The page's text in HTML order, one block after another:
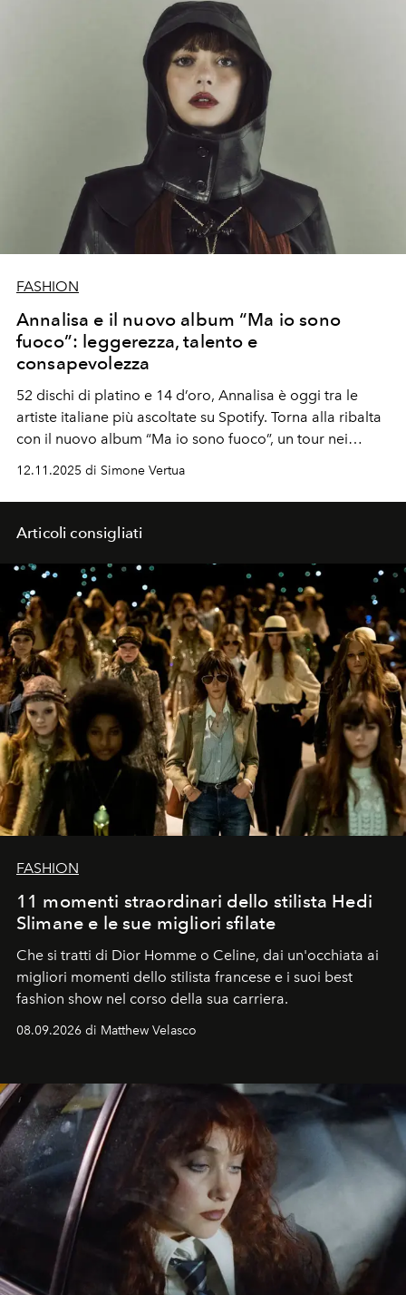
FASHION
Annalisa e il nuovo album “Ma io sono
fuoco”: leggerezza, talento e
consapevolezza
52 dischi di platino e 14 d’oro, Annalisa è oggi tra le
artiste italiane più ascoltate su Spotify. Torna alla ribalta
con il nuovo album “Ma io sono fuoco”, un tour nei
canzone apparentemente divertente, ma dal forte
messaggio» così come per il suo nuovo singolo
"Esibizionista".
12.11.2025 di Simone Vertua
Articoli consigliati
FASHION
11 momenti straordinari dello stilista Hedi
Slimane e le sue migliori sfilate
Che si tratti di Dior Homme o Celine, dai un'occhiata ai
migliori momenti dello stilista francese e i suoi best
fashion show nel corso della sua carriera.
08.09.2026 di Matthew Velasco